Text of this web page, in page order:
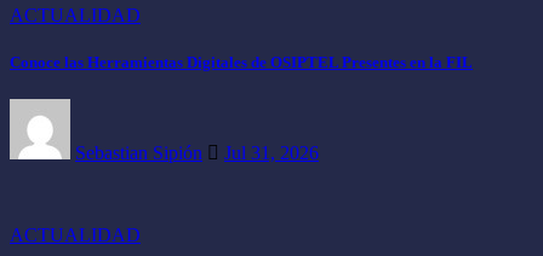
ACTUALIDAD
Conoce las Herramientas Digitales de OSIPTEL Presentes en la FIL
Sebastian Sipión Jul 31, 2026
ACTUALIDAD